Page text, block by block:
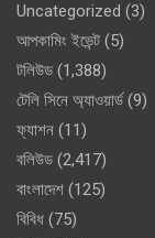
Uncategorized (3)
আপকামিং ইভেন্ট (5)
টলিউড (1,388)
টেলি সিনে অ্যাওয়ার্ড(9)
ফ্যাশন (11)
বলিউড (2,417)
বাংলাদেশ (125)
বিবিধ (75)